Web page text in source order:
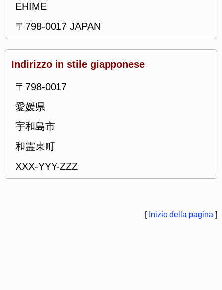
EHIME
〒798-0017 JAPAN
Indirizzo in stile giapponese
〒798-0017
愛媛県
宇和島市
和霊東町
XXX-YYY-ZZZ
[ Inizio della pagina ]